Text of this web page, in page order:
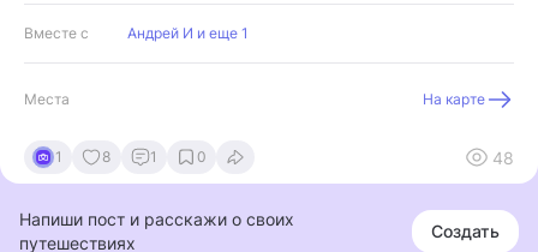
Вместе с Андрей И и еще 1
Места На карте
1 8 1 0 48
Напиши пост и расскажи о своих
путешествиях
Создать